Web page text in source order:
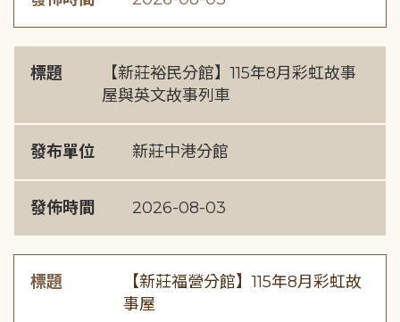
標題
【新莊裕民分館】115年8月彩虹故事
屋與英文故事列車
發布單位 新莊中港分館
發佈時間 2026-08-03
標題
【新莊福營分館】115年8月彩虹故
事屋